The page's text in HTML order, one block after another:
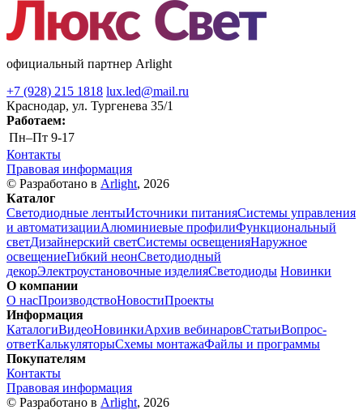
официальный партнер Arlight
+7 (928) 215 1818 lux.led@mail.ru
Краснодар, ул. Тургенева 35/1
Работаем:
Пн–Пт 9-17
Контакты
Правовая информация
© Разработано в Arlight, 2026
Каталог
Светодиодные лентыИсточники питанияСистемы управления
и автоматизацииАлюминиевые профилиФункциональный
светДизайнерский светСистемы освещенияНаружное
освещениеГибкий неонСветодиодный
декорЭлектроустановочные изделияСветодиоды Новинки
О компании
О насПроизводствоНовостиПроекты
Информация
КаталогиВидеоНовинкиАрхив вебинаровСтатьиВопрос-
ответКалькуляторыСхемы монтажаФайлы и программы
Покупателям
Контакты
Правовая информация
© Разработано в Arlight, 2026